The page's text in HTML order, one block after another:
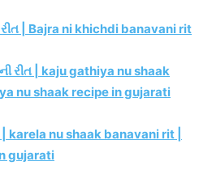
રીત | Bajra ni khichdi banavani rit
રીત | kaju gathiya nu shaak
nu shaak recipe in gujarati
| karela nu shaak banavani rit |
gujarati